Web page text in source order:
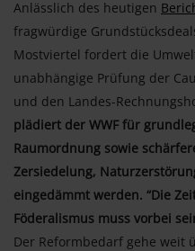
Anlässlich des heutigen
fragwürdige
Mostviertel fordert die
unabhängige Prüfung der
und den Landes-
plädiert der WWF für
Raumordnung sowie
Zersiedelung,
eingedämmt werden. “Die
Föderalismus muss vorbei
Der Reformbedarf gehe weit